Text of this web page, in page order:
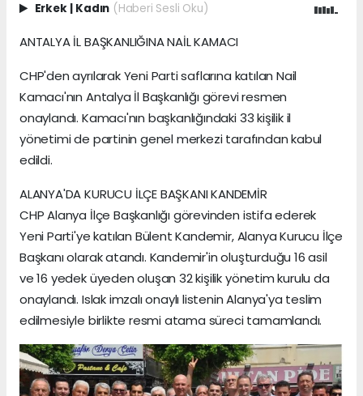
Erkek | Kadın (Haberi Sesli Oku)
ANTALYA İL BAŞKANLIĞINA NAİL KAMACI
CHP'den ayrılarak Yeni Parti saflarına katılan Nail
Kamacı'nın Antalya İl Başkanlığı görevi resmen
onaylandı. Kamacı'nın başkanlığındaki 33 kişilik il
yönetimi de partinin genel merkezi tarafından kabul
edildi.
ALANYA'DA KURUCU İLÇE BAŞKANI KANDEMİR
CHP Alanya İlçe Başkanlığı görevinden istifa ederek
Yeni Parti'ye katılan Bülent Kandemir, Alanya Kurucu İlçe
Başkanı olarak atandı. Kandemir'in oluşturduğu 16 asil
ve 16 yedek üyeden oluşan 32 kişilik yönetim kurulu da
onaylandı. Islak imzalı onaylı listenin Alanya'ya teslim
edilmesiyle birlikte resmi atama süreci tamamlandı.